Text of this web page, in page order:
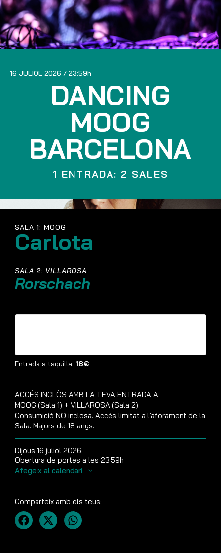
16 JULIOL 2026 23:59
DANCING
MOOG
BARCELONA
1 ENTRADA: 2 SALES
SALA 1: MOOG
Carlota
SALA 2: VILLAROSA
Rorschach
Entrada a taquilla: 18€
ACCÉS INCLÒS AMB LA TEVA ENTRADA A:
MOOG (Sala 1) + VILLAROSA (Sala 2)
Consumició NO inclosa. Accés limitat a l’aforament de la
Sala. Majors de 18 anys.
Dijous 16 juliol 2026
Obertura de portes a les 23:59h
Afegeix al calendari
Comparteix amb els teus: